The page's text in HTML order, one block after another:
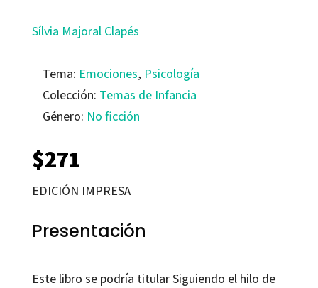
Sílvia Majoral Clapés
Tema: Emociones, Psicología
Colección: Temas de Infancia
Género: No ficción
$271
EDICIÓN IMPRESA
Presentación
Este libro se podría titularSiguiendo el hilo de